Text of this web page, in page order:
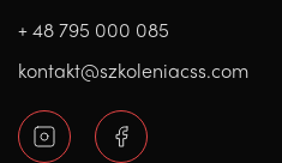
+ 48 795 000 085
kontakt@szkoleniacss.com